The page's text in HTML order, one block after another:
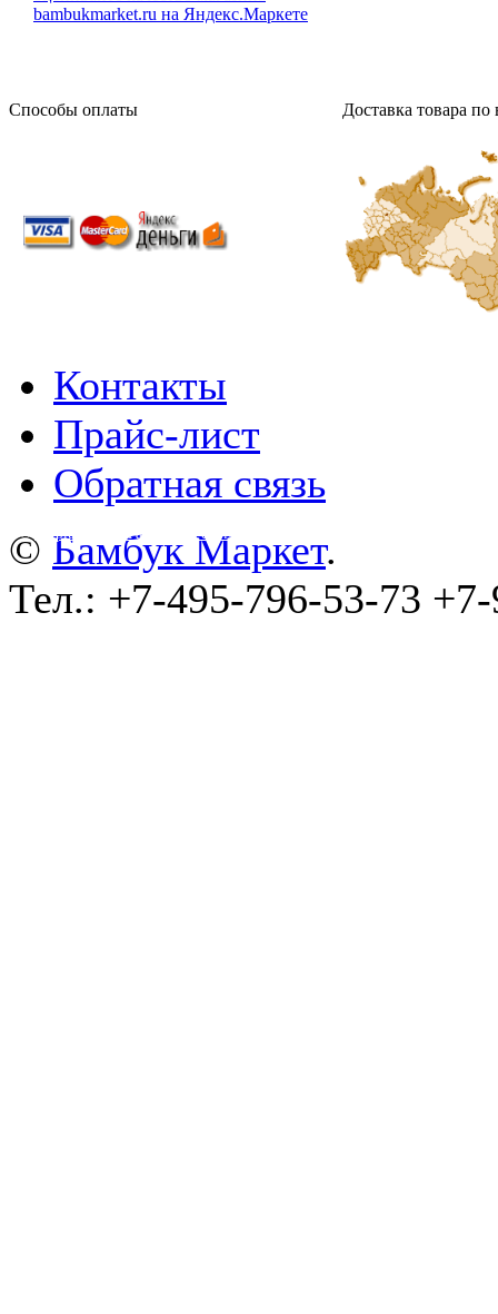
Способы оплаты Доставка товара по
Контакты
Прайс-лист
Обратная связь
© wa-plugins.ru - Разработка сайта
© Бамбук Маркет.
Тел.: +7-495-796-53-73